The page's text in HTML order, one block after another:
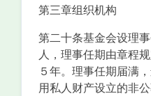
第三章组织机构
第二十条基金会设理
人，理事任期由章程
５年。理事任期届满
用私人财产设立的